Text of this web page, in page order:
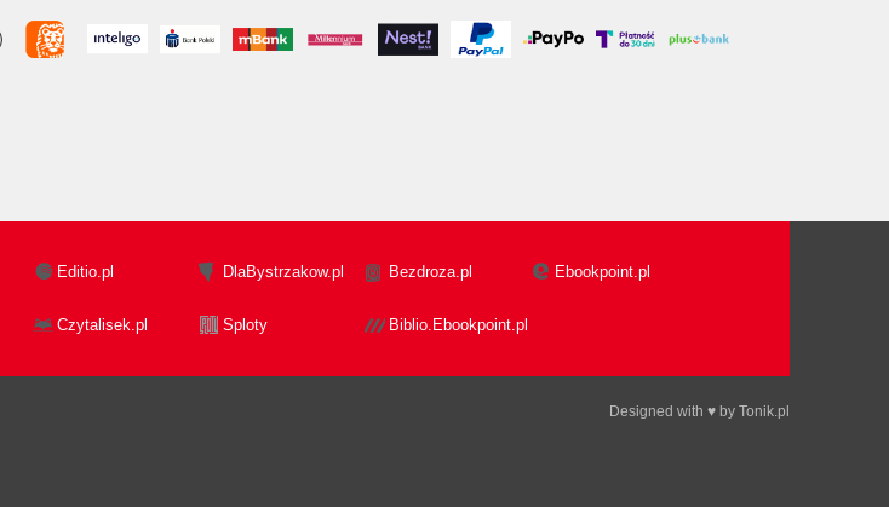
Editio.pl DlaBystrzakow.pl Bezdroza.pl Ebookpoint.pl
Czytalisek.pl Sploty Biblio.Ebookpoint.pl
Designed with ♥ by Tonik.pl